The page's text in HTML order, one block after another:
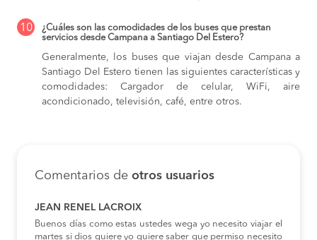
10
¿Cuáles son las comodidades de los buses que prestan
servicios desde Campana a Santiago Del Estero?
Generalmente, los buses que viajan desde Campana a
Santiago Del Estero tienen las siguientes características y
comodidades: Cargador de celular, WiFi, aire
acondicionado, televisión, café, entre otros.
Comentarios de otros usuarios
JEAN RENEL LACROIX
Buenos días como estas ustedes wega yo necesito viajar el
martes si dios quiere yo quiere saber que permiso necesito